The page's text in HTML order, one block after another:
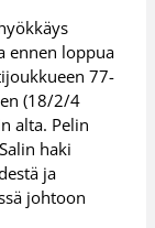
ennen loppua
77-
(18/2/4
alta. Pelin
haki
ja
johtoon